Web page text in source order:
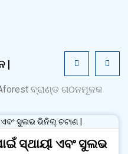
|
ବ୍ରାଣ୍ଡ ଗଠନମୂଳକ
ସ୍ଥାୟୀ ଏବଂ ସୁଲଭ